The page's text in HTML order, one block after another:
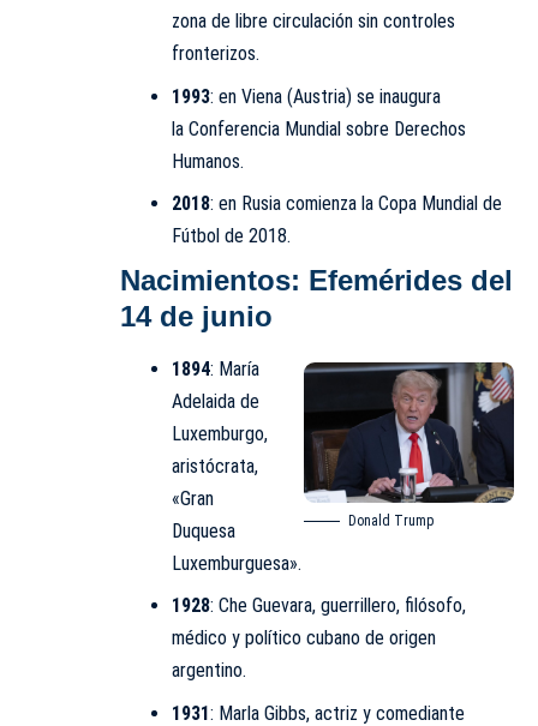
zona de libre circulación sin controles
fronterizos.
1993: en Viena (Austria) se inaugura
la Conferencia Mundial sobre Derechos
Humanos.
2018: en Rusia comienza la Copa Mundial de
Fútbol de 2018.
Nacimientos: Efemérides del
14 de junio
Donald Trump
1894: María
Adelaida de
Luxemburgo,
aristócrata,
«Gran
Duquesa
Luxemburguesa».
1928: Che Guevara, guerrillero, filósofo,
médico y político cubano de origen
argentino.
1931: Marla Gibbs, actriz y comediante